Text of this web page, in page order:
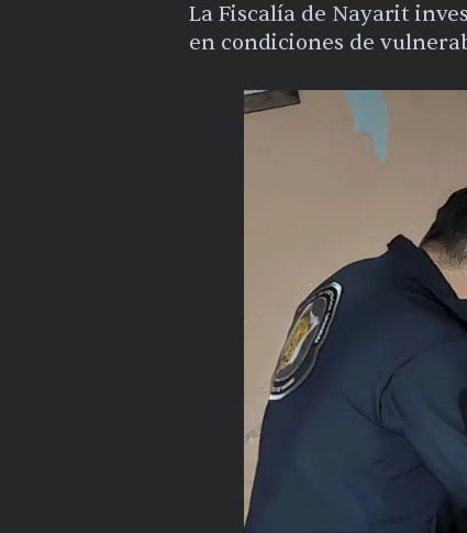
La Fiscalía de Nayarit
en condiciones de